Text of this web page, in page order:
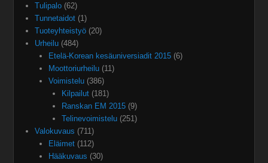
Tulipalo (62)
Tunnetaidot (1)
Tuoteyhteistyö (20)
Urheilu (484)
Etelä-Korean kesäuniversiadit 2015(6)
Moottoriurheilu(11)
Voimistelu(386)
Kilpailut (181)
Ranskan EM 2015 (9)
Telinevoimistelu (251)
Valokuvaus (711)
Eläimet(112)
Hääkuvaus (30)